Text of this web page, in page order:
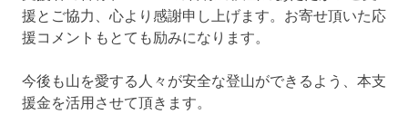
援とご協力、心より感謝申し上げます。お寄せ頂いた応
援コメントもとても励みになります。
今後も山を愛する人々が安全な登山ができるよう、本支
援金を活用させて頂きます。